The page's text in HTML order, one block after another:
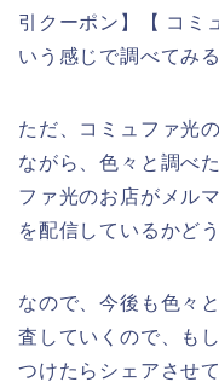
引クーポン】【 コミ
いう感じで調べてみ
ただ、コミュファ光
ながら、色々と調べ
ファ光のお店がメル
を配信しているかど
なので、今後も色々
査していくので、も
つけたらシェアさせ